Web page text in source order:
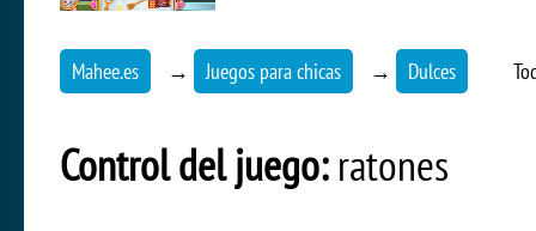
Mahee.es → Juegos para chicas → Dulces
Control del juego:ratones